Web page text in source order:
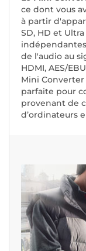
ce dont vous
à partir
SD, HD et
de l'audio au
HDMI, AES/
Mini Converter
parfaite pour
provenant de
d’ordinateurs